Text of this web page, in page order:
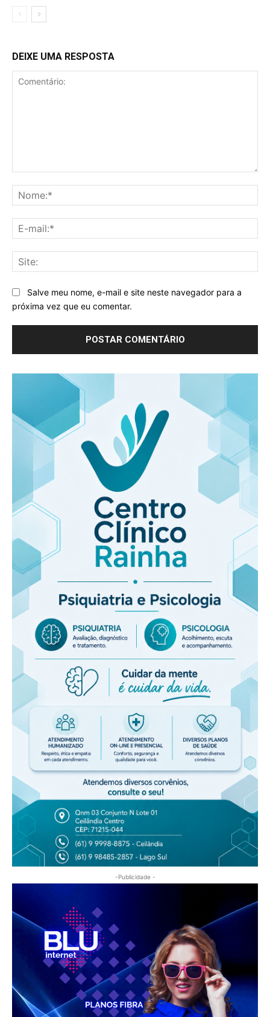
DEIXE UMA RESPOSTA
Salve meu nome, e-mail e site neste navegador para a
próxima vez que eu comentar.
-Publicidade -